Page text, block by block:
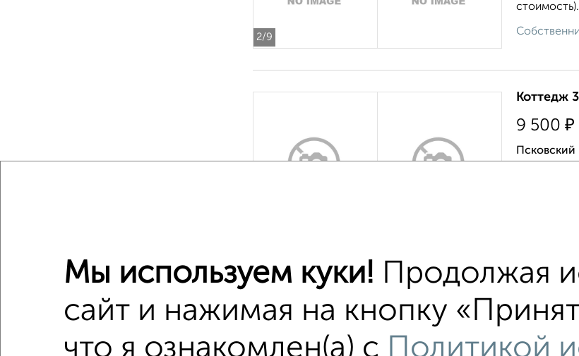
2/9
Коттедж
9 500 ₽
8 000 ₽
Нутная 33/
Мы используем куки! Продолжая
сайт и нажимая на кнопку
что я ознакомлен(а) с
Политикой